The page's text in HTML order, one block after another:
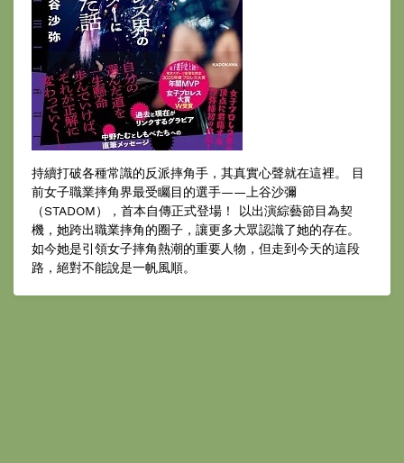
持續打破各種常識的反派摔角手，其真實心聲就在這裡。 目
前女子職業摔角界最受矚目的選手——上谷沙彌
（STADOM），首本自傳正式登場！ 以出演綜藝節目為契
機，她跨出職業摔角的圈子，讓更多大眾認識了她的存在。
如今她是引領女子摔角熱潮的重要人物，但走到今天的這段
路，絕對不能說是一帆風順。